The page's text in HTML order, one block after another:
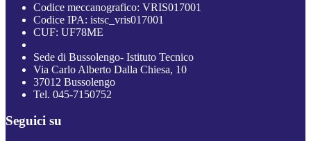
Codice meccanografico: VRIS017001
Codice IPA: istsc_vris017001
CUF: UF78ME
Sede di Bussolengo- Istituto Tecnico
Via Carlo Alberto Dalla Chiesa, 10
37012 Bussolengo
Tel. 045-7150752
Seguici su